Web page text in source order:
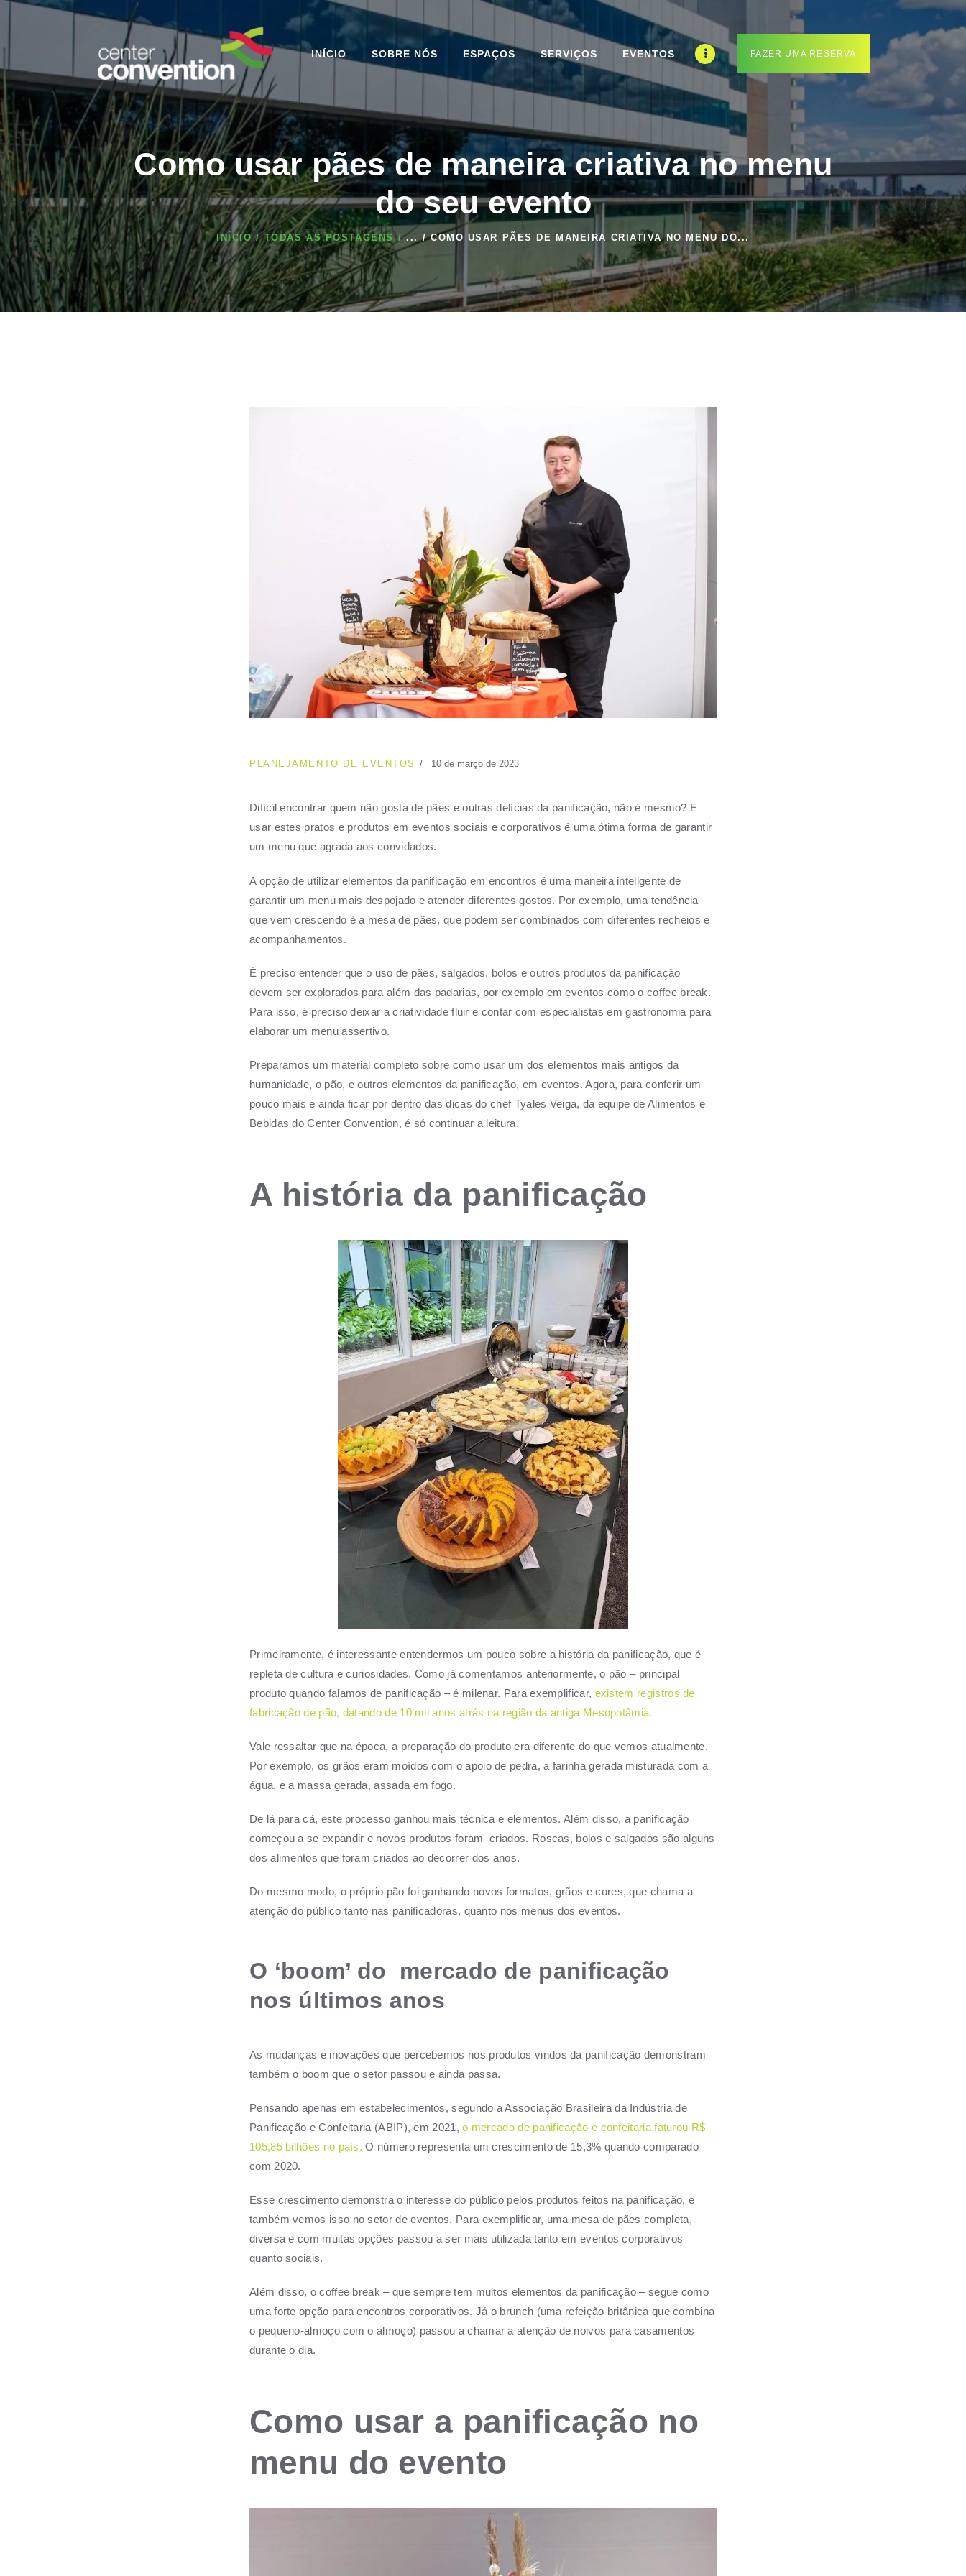
INÍCIO SOBRE NÓS ESPAÇOS SERVIÇOS EVENTOS FAZER UMA RESERVA
Como usar pães de maneira criativa no menu
do seu evento
INÍCIO TODAS AS POSTAGENS ... COMO USAR PÃES DE MANEIRA CRIATIVA NO MENU DO...
INÍCIO
SOBRE NÓS
ESPAÇOS
SERVIÇOS
EVENTOS
PLANEJAMENTO DE EVENTOS 10 de março de 2023
Difícil encontrar quem não gosta de pães e outras delícias da panificação, não é mesmo? E
usar estes pratos e produtos em eventos sociais e corporativos é uma ótima forma de garantir
um menu que agrada aos convidados.
A opção de utilizar elementos da panificação em encontros é uma maneira inteligente de
garantir um menu mais despojado e atender diferentes gostos. Por exemplo, uma tendência
que vem crescendo é a mesa de pães, que podem ser combinados com diferentes recheios e
acompanhamentos.
É preciso entender que o uso de pães, salgados, bolos e outros produtos da panificação
devem ser explorados para além das padarias, por exemplo em eventos como o coffee break.
Para isso, é preciso deixar a criatividade fluir e contar com especialistas em gastronomia para
elaborar um menu assertivo.
Preparamos um material completo sobre como usar um dos elementos mais antigos da
humanidade, o pão, e outros elementos da panificação, em eventos. Agora, para conferir um
pouco mais e ainda ficar por dentro das dicas do chef Tyales Veiga, da equipe de Alimentos e
Bebidas do Center Convention, é só continuar a leitura.
A história da panificação
Primeiramente, é interessante entendermos um pouco sobre a história da panificação, que é
repleta de cultura e curiosidades. Como já comentamos anteriormente, o pão – principal
produto quando falamos de panificação – é milenar. Para exemplificar, existem registrosde
fabricação de pão, datando de 10 mil anos atrás na região da antiga Mesopotâmia.
Vale ressaltar que na época, a preparação do produto era diferente do que vemos atualmente.
Por exemplo, os grãos eram moídos com o apoio de pedra, a farinha gerada misturada com a
água, e a massa gerada, assada em fogo.
De lá para cá, este processo ganhou mais técnica e elementos. Além disso, a panificação
começou a se expandir e novos produtos foram criados. Roscas, bolos e salgados são alguns
dos alimentos que foram criados ao decorrer dos anos.
Do mesmo modo, o próprio pão foi ganhando novos formatos, grãos e cores, que chama a
atenção do público tanto nas panificadoras, quanto nos menus dos eventos.
O ‘boom’ do mercado de panificação
nos últimos anos
As mudanças e inovações que percebemos nos produtos vindos da panificação demonstram
também o boom que o setor passou e ainda passa.
Pensando apenas em estabelecimentos, segundo a Associação Brasileira da Indústria de
Panificação e Confeitaria (ABIP), em 2021, o mercado de panificação e confeitaria faturou R$
105,85 bilhões no país. O número representa um crescimento de 15,3% quando comparado
com 2020.
Esse crescimento demonstra o interesse do público pelos produtos feitos na panificação, e
também vemos isso no setor de eventos. Para exemplificar, uma mesa de pães completa,
diversa e com muitas opções passou a ser mais utilizada tanto em eventos corporativos
quanto sociais.
Além disso, o coffee break – que sempre tem muitos elementos da panificação – segue como
uma forte opção para encontros corporativos. Já o brunch (uma refeição britânica que combina
o pequeno-almoço com o almoço) passou a chamar a atenção de noivos para casamentos
durante o dia.
Como usar a panificação no
menu do evento